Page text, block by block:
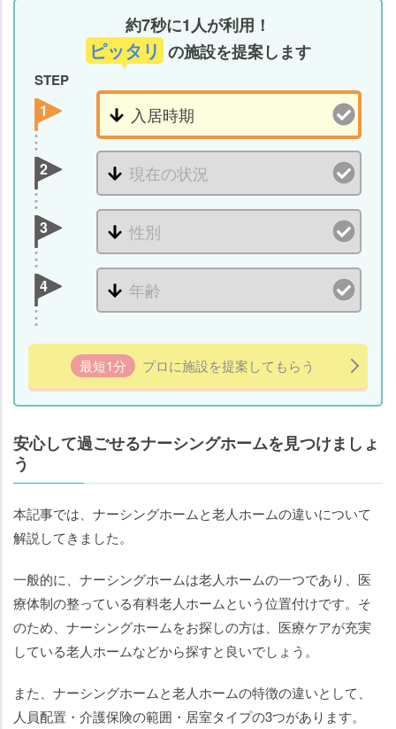
約7秒に1人が利用！
ピッタリ の施設を提案します
STEP
1
2
3
4
最短1分 プロに施設を提案してもらう
安心して過ごせるナーシングホームを見つけましょ
う
本記事では、ナーシングホームと老人ホームの違いについて
解説してきました。
一般的に、ナーシングホームは老人ホームの一つであり、医
療体制の整っている有料老人ホームという位置付けです。そ
のため、ナーシングホームをお探しの方は、医療ケアが充実
している老人ホームなどから探すと良いでしょう。
また、ナーシングホームと老人ホームの特徴の違いとして、
人員配置・介護保険の範囲・居室タイプの3つがあります。